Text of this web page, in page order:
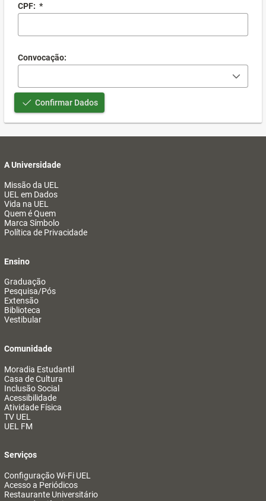
CPF: *
Convocação:
Confirmar Dados
A Universidade
Missão da UEL
UEL em Dados
Vida na UEL
Quem é Quem
Marca Símbolo
Política de Privacidade
Ensino
Graduação
Pesquisa/Pós
Extensão
Biblioteca
Vestibular
Comunidade
Moradia Estudantil
Casa de Cultura
Inclusão Social
Acessibilidade
Atividade Física
TV UEL
UEL FM
Serviços
Configuração Wi-Fi UEL
Acesso a Periódicos
Restaurante Universitário